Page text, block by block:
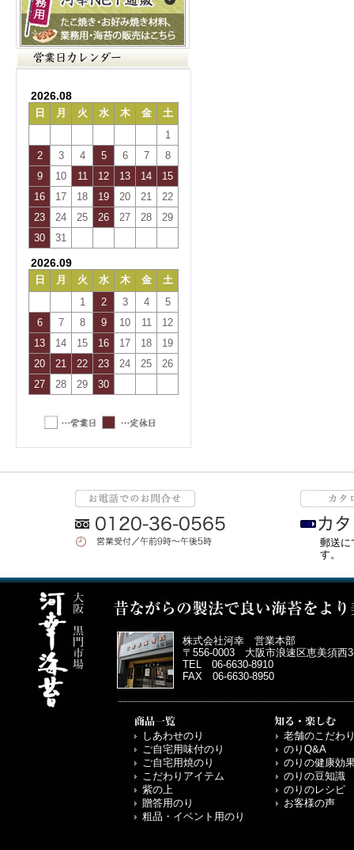
2026.08
日 月 火 水 木 金
土
1
2
3 4 5 6 7
8
9
10 11 12 13 14
15
16
17 18 19 20 21
22
23
24 25 26 27 28
29
30
31
2026.09
日 月 火 水 木 金
土
1
2 3 4
5
6
7 8 9 10 11
12
13
14 15 16 17 18
19
20
21 22 23 24 25
26
27
28 29 30
郵送に
す。
株式会社河幸 営業本部
〒556-0003 大阪市浪速区恵美須西
TEL 06-6630-8910
FAX 06-6630-8950
しあわせのり
ご自宅用味付のり
ご自宅用焼のり
こだわりアイテム
紫の上
贈答用のり
粗品・イベント用のり
老舗のこだわ
のりQ&A
のりの健康効
のりの豆知識
のりのレシピ
お客様の声